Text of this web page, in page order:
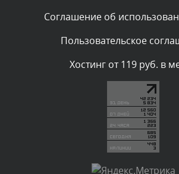
администратором.
Комментарий проверяется
Текст комментария будет виден
Комментарий проверяется
Текст комментария будет виден
администратором.
Соглашение об
Пользовательское
Хостинг от 119 руб. в